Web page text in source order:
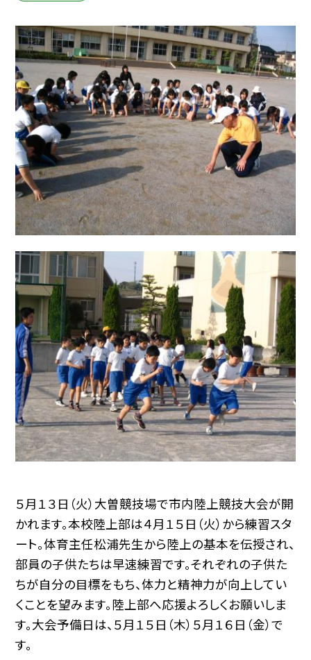
５月１３日（火）大曽競技場で市内陸上競技大会が開
かれます。本校陸上部は４月１５日（火）から練習スタ
ート。体育主任松浦先生から陸上の基本を伝授され、
部員の子供たちは早速練習です。それぞれの子供た
ちが自分の目標をもち、体力と精神力が向上してい
くことを望みます。陸上部へ応援よろしくお願いしま
す。大会予備日は、５月１５日（木）５月１６日（金）で
す。